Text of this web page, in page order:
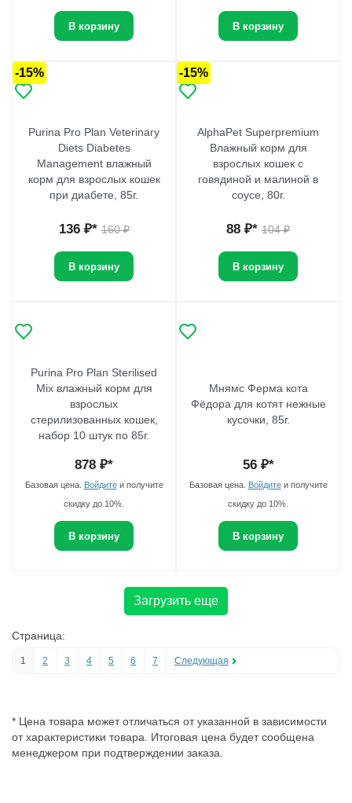
В корзину В корзину
-15%
Purina Pro Plan Veterinary
Diets Diabetes
Management влажный
корм для взрослых кошек
при диабете, 85г.
136₽*160₽
В корзину
-15%
AlphaPet Superpremium
Влажный корм для
взрослых кошек с
говядиной и малиной в
соусе, 80г.
88 ₽* 104₽
В корзину
Purina Pro Plan Sterilised
Mix влажный корм для
взрослых
стерилизованных кошек,
набор 10 штук по 85г.
878 ₽*
Базовая цена. Войдитеи получите
скидку до 10%.
В корзину
Мнямс Ферма кота
Фёдора для котят нежные
кусочки, 85г.
56₽*
Базовая цена. Войдитеи получите
скидку до 10%.
В корзину
Загрузить еще
Страница:
1 2 3 4 5 6 7 Следующая
* Цена товара может отличаться от указанной в зависимости
от характеристики товара. Итоговая цена будет сообщена
менеджером при подтверждении заказа.